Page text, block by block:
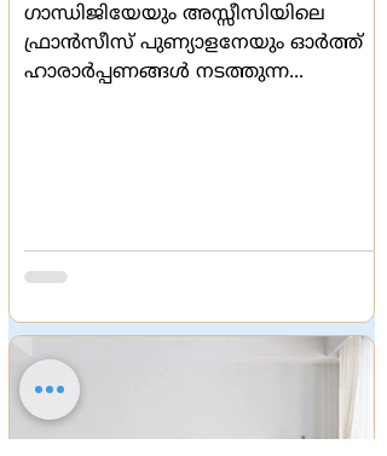
ഗാന്ധിജിയേയും അസ്സീസിയിലെ
ഫ്രാന്‍സീസ് പുണ്യാളനേയും ഓര്‍ത്ത്
ഹാരാര്‍പ്പണങ്ങള്‍ നടത്തുന്ന...